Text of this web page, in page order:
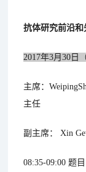
抗体研究前沿和
2017年3月30日
主席：
主任
副主席： Xin
08:35-09:00 题